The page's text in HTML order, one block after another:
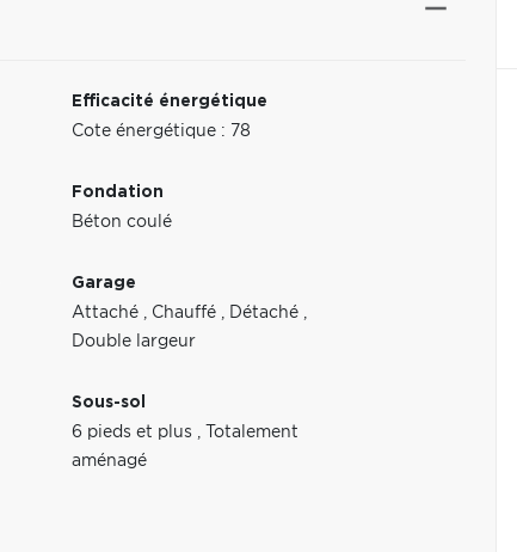
Efficacité énergétique
Cote énergétique : 78
Fondation
Béton coulé
Garage
Attaché , Chauffé , Détaché ,
Double largeur
Sous-sol
6 pieds et plus ,
Totalement
aménagé